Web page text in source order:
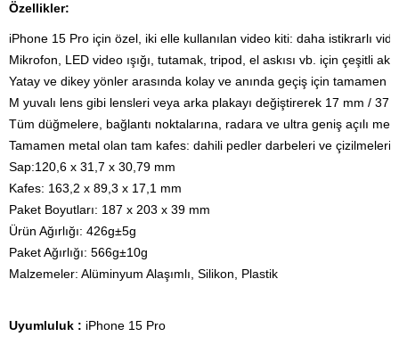
Özellikler:
iPhone 15 Pro için özel, iki elle kullanılan video kiti: daha istikrarlı
Mikrofon, LED video ışığı, tutamak, tripod, el askısı vb. için çeşitli
Yatay ve dikey yönler arasında kolay ve anında geçiş için tamamen
M yuvalı lens gibi lensleri veya arka plakayı değiştirerek 17 mm /
Tüm düğmelere, bağlantı noktalarına, radara ve ultra geniş açılı
Tamamen metal olan tam kafes: dahili pedler darbeleri ve çizilmeleri
Sap:120,6 x 31,7 x 30,79 mm
Kafes: 163,2 x 89,3 x 17,1 mm
Paket Boyutları: 187 x 203 x 39 mm
Ürün Ağırlığı: 426g±5g
Paket Ağırlığı: 566g±10g
Malzemeler: Alüminyum Alaşımlı, Silikon, Plastik
Uyumluluk : iPhone 15 Pro